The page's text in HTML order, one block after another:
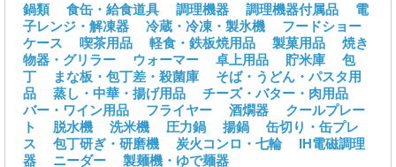
鍋類 食缶・給食道具 調理機器 調理機器付属品
電
子レンジ・解凍器
冷蔵・冷凍・製氷機
フードショー
ケース
喫茶用品 軽食・鉄板焼用品 製菓用品
焼き
物器・グリラー
ウォーマー 卓上用品 貯米庫
包
丁
まな板・包丁差・殺菌庫
そば・うどん・パスタ用
品
蒸し・中華・揚げ用品
チーズ・バター・肉用品
バー・ワイン用品
フライヤー 酒燗器
クールプレー
ト
脱水機 洗米機 圧力鍋 揚鍋
缶切り・缶プレ
ス
包丁研ぎ・研磨機 炭火コンロ・七輪
IH電磁調理
器
ニーダー 製麺機・ゆで麺器